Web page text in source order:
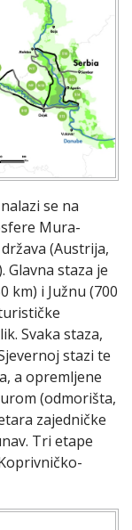
se na
Mura-
(Austrija,
Glavna staza je
km) i Južnu (700
Svaka staza,
stazi te
a opremljene
(odmorišta,
zajedničke
Tri etape